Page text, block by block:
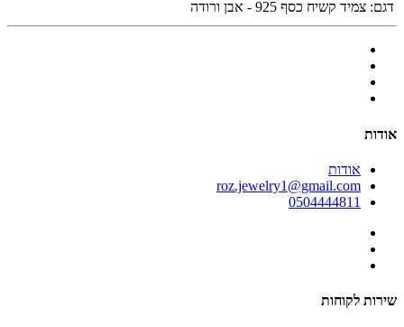
דגם: צמיד קשיח כסף 925 - אבן ורודה
אודות
אודות
roz.jewelry1@gmail.com
0504444811
שירות לקוחות